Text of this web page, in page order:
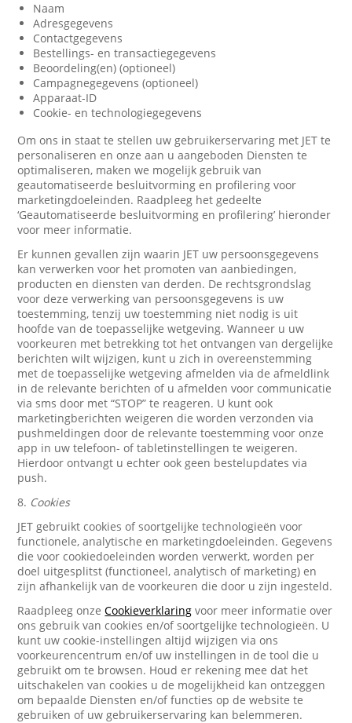
Naam
Adresgegevens
Contactgegevens
Bestellings- en transactiegegevens
Beoordeling(en) (optioneel)
Campagnegegevens (optioneel)
Apparaat-ID
Cookie- en technologiegegevens
Om ons in staat te stellen uw gebruikerservaring met JET te
personaliseren en onze aan u aangeboden Diensten te
optimaliseren, maken we mogelijk gebruik van
geautomatiseerde besluitvorming en profilering voor
marketingdoeleinden. Raadpleeg het gedeelte
‘Geautomatiseerde besluitvorming en profilering’ hieronder
voor meer informatie.
Er kunnen gevallen zijn waarin JET uw persoonsgegevens
kan verwerken voor het promoten van aanbiedingen,
producten en diensten van derden. De rechtsgrondslag
voor deze verwerking van persoonsgegevens is uw
toestemming, tenzij uw toestemming niet nodig is uit
hoofde van de toepasselijke wetgeving. Wanneer u uw
voorkeuren met betrekking tot het ontvangen van dergelijke
berichten wilt wijzigen, kunt u zich in overeenstemming
met de toepasselijke wetgeving afmelden via de afmeldlink
in de relevante berichten of u afmelden voor communicatie
via sms door met “STOP” te reageren. U kunt ook
marketingberichten weigeren die worden verzonden via
pushmeldingen door de relevante toestemming voor onze
app in uw telefoon- of tabletinstellingen te weigeren.
Hierdoor ontvangt u echter ook geen bestelupdates via
push.
8. Cookies
JET gebruikt cookies of soortgelijke technologieën voor
functionele, analytische en marketingdoeleinden. Gegevens
die voor cookiedoeleinden worden verwerkt, worden per
doel uitgesplitst (functioneel, analytisch of marketing) en
zijn afhankelijk van de voorkeuren die door u zijn ingesteld.
Raadpleeg onzeCookieverklaring voor meer informatie over
ons gebruik van cookies en/of soortgelijke technologieën. U
kunt uw cookie-instellingen altijd wijzigen via ons
voorkeurencentrum en/of uw instellingen in de tool die u
gebruikt om te browsen. Houd er rekening mee dat het
uitschakelen van cookies u de mogelijkheid kan ontzeggen
om bepaalde Diensten en/of functies op de website te
gebruiken of uw gebruikerservaring kan belemmeren.